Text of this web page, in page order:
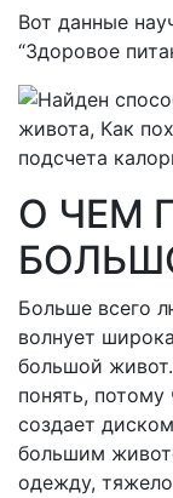
Вот данные
“Здоровое
О ЧЕМ
Больше всего
волнует
большой
понять, потому
создает
большим
одежду,